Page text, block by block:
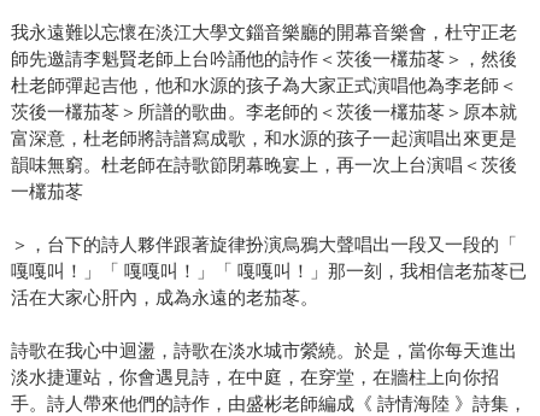
我永遠難以忘懷在淡江大學文錙音樂廳的開幕音樂會，杜守正老
師先邀請李魁賢老師上台吟誦他的詩作＜茨後一欉茄苳＞，然後
杜老師彈起吉他，他和水源的孩子為大家正式演唱他為李老師＜
茨後一欉茄苳＞所譜的歌曲。李老師的＜茨後一欉茄苳＞原本就
富深意，杜老師將詩譜寫成歌，和水源的孩子一起演唱出來更是
韻味無窮。杜老師在詩歌節閉幕晚宴上，再一次上台演唱＜茨後
一欉茄苳
＞，台下的詩人夥伴跟著旋律扮演烏鴉大聲唱出一段又一段的「
嘎嘎叫！」「 嘎嘎叫！」「 嘎嘎叫！」那一刻，我相信老茄苳已
活在大家心肝內，成為永遠的老茄苳。
詩歌在我心中迴盪，詩歌在淡水城市縈繞。於是，當你每天進出
淡水捷運站，你會遇見詩，在中庭，在穿堂，在牆柱上向你招
手。詩人帶來他們的詩作，由盛彬老師編成《 詩情海陸 》詩集，